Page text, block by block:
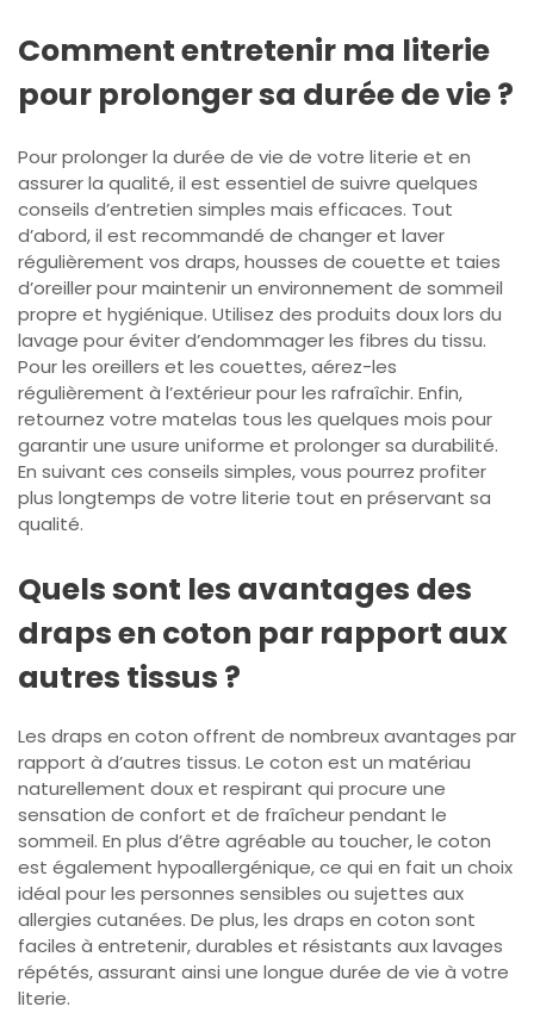
Comment entretenir ma literie
pour prolonger sa durée de vie ?
Pour prolonger la durée de vie de votre literie et en
assurer la qualité, il est essentiel de suivre quelques
conseils d’entretien simples mais efficaces. Tout
d’abord, il est recommandé de changer et laver
régulièrement vos draps, housses de couette et taies
d’oreiller pour maintenir un environnement de sommeil
propre et hygiénique. Utilisez des produits doux lors du
lavage pour éviter d’endommager les fibres du tissu.
Pour les oreillers et les couettes, aérez-les
régulièrement à l’extérieur pour les rafraîchir. Enfin,
retournez votre matelas tous les quelques mois pour
garantir une usure uniforme et prolonger sa durabilité.
En suivant ces conseils simples, vous pourrez profiter
plus longtemps de votre literie tout en préservant sa
qualité.
Quels sont les avantages des
draps en coton par rapport aux
autres tissus ?
Les draps en coton offrent de nombreux avantages par
rapport à d’autres tissus. Le coton est un matériau
naturellement doux et respirant qui procure une
sensation de confort et de fraîcheur pendant le
sommeil. En plus d’être agréable au toucher, le coton
est également hypoallergénique, ce qui en fait un choix
idéal pour les personnes sensibles ou sujettes aux
allergies cutanées. De plus, les draps en coton sont
faciles à entretenir, durables et résistants aux lavages
répétés, assurant ainsi une longue durée de vie à votre
literie.